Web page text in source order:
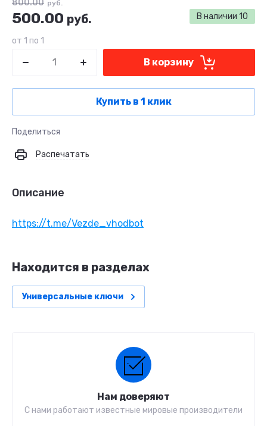
В наличии 10
800.00 руб.
500.00 руб.
от 1 по 1
В корзину
Купить в 1 клик
Поделиться
Распечатать
Описание
https://t.me/Vezde_vhodbot
Находится в разделах
Универсальные ключи
Нам доверяют
С нами работают известные мировые производители